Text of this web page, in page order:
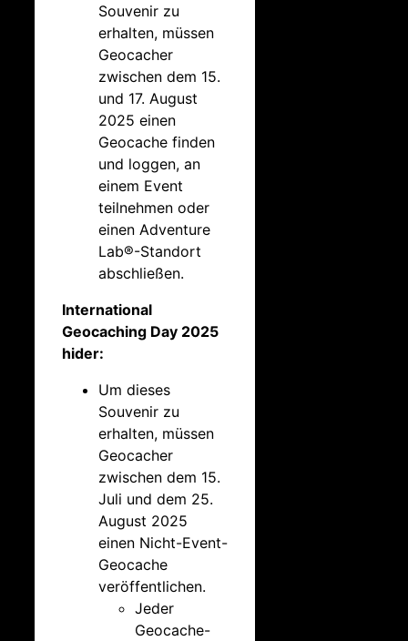
Souvenir zu
erhalten, müssen
Geocacher
zwischen dem 15.
und 17. August
2025 einen
Geocache finden
und loggen, an
einem Event
teilnehmen oder
einen Adventure
Lab®-Standort
abschließen.
International
Geocaching Day 2025
hider:
Um dieses
Souvenir zu
erhalten, müssen
Geocacher
zwischen dem 15.
Juli und dem 25.
August 2025
einen Nicht-Event-
Geocache
veröffentlichen.
Jeder
Geocache-